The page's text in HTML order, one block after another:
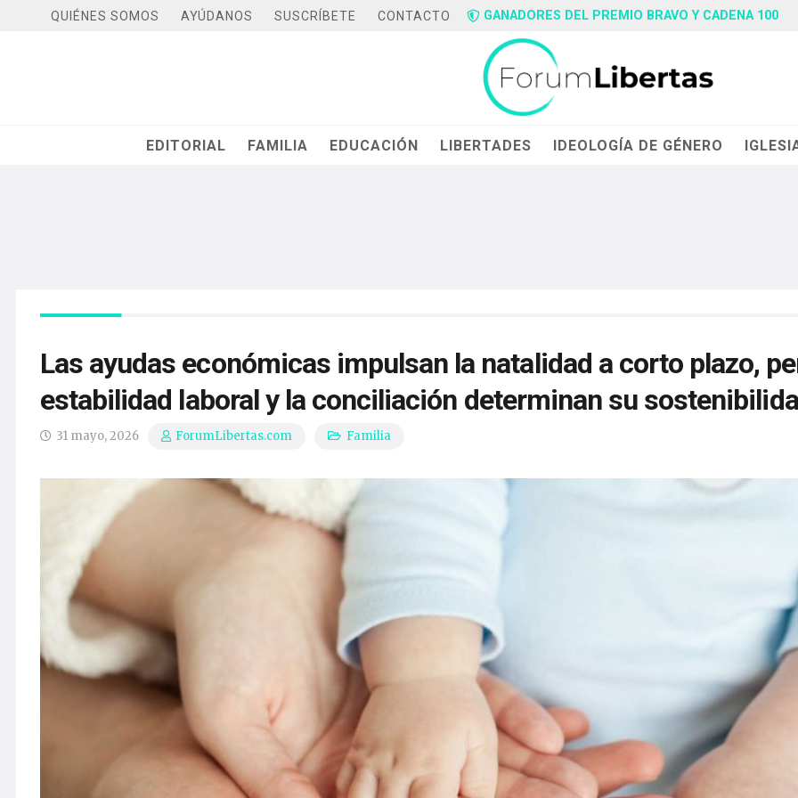
QUIÉNES SOMOS AYÚDANOS SUSCRÍBETE CONTACTO GANADORES DEL PREMIO BRAVO Y CADENA 100
EDITORIAL FAMILIA EDUCACIÓN LIBERTADES IDEOLOGÍA DE GÉNERO
Las ayudas económicas impulsan la natalidad a corto plazo,
estabilidad laboral y la conciliación determinan su
31 mayo, 2026 ForumLibertas.com Familia